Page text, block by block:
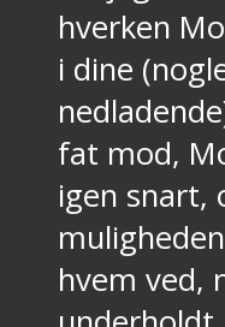
hverken
i dine
fat mod,
igen snart,
hvem ved,